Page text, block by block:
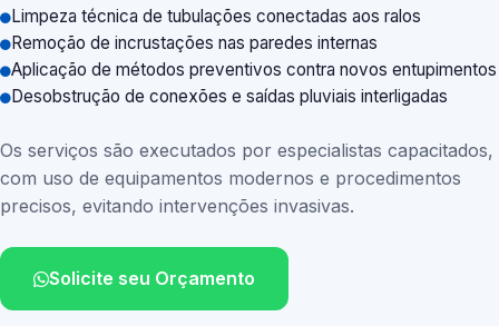
Limpeza técnica de tubulações conectadas aos ralos
Remoção de incrustações nas paredes internas
Aplicação de métodos preventivos contra novos entupimentos
Desobstrução de conexões e saídas pluviais interligadas
Os serviços são executados por especialistas capacitados,
com uso de equipamentos modernos e procedimentos
precisos, evitando intervenções invasivas.
Solicite seu Orçamento